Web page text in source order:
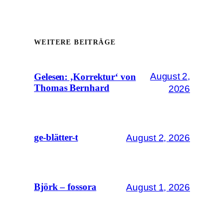
WEITERE BEITRÄGE
Gelesen: ‚Korrektur‘ von
Thomas Bernhard
August 2,
2026
ge-blätter-t August 2, 2026
Björk – fossora August 1, 2026